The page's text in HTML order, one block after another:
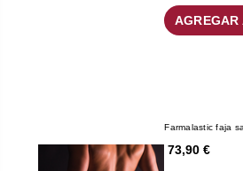
AGREGAR
Farmalastic faja
73,90 €